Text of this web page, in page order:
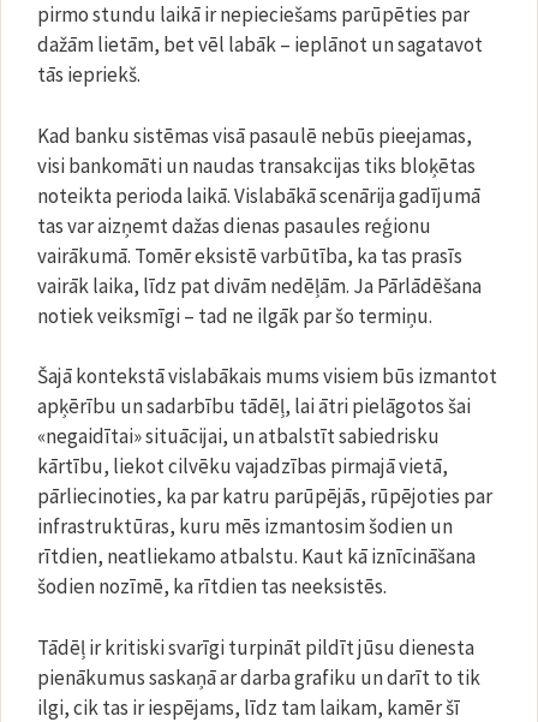
pirmo stundu laikā ir nepieciešams parūpēties par
dažām lietām, bet vēl labāk – ieplānot un sagatavot
tās iepriekš.
Kad banku sistēmas visā pasaulē nebūs pieejamas,
visi bankomāti un naudas transakcijas tiks bloķētas
noteikta perioda laikā. Vislabākā scenārija gadījumā
tas var aizņemt dažas dienas pasaules reģionu
vairākumā. Tomēr eksistē varbūtība, ka tas prasīs
vairāk laika, līdz pat divām nedēļām. Ja Pārlādēšana
notiek veiksmīgi – tad ne ilgāk par šo termiņu.
Šajā kontekstā vislabākais mums visiem būs izmantot
apķērību un sadarbību tādēļ, lai ātri pielāgotos šai
«negaidītai» situācijai, un atbalstīt sabiedrisku
kārtību, liekot cilvēku vajadzības pirmajā vietā,
pārliecinoties, ka par katru parūpējās, rūpējoties par
infrastruktūras, kuru mēs izmantosim šodien un
rītdien, neatliekamo atbalstu. Kaut kā iznīcināšana
šodien nozīmē, ka rītdien tas neeksistēs.
Tādēļ ir kritiski svarīgi turpināt pildīt jūsu dienesta
pienākumus saskaņā ar darba grafiku un darīt to tik
ilgi, cik tas ir iespējams, līdz tam laikam, kamēr šī